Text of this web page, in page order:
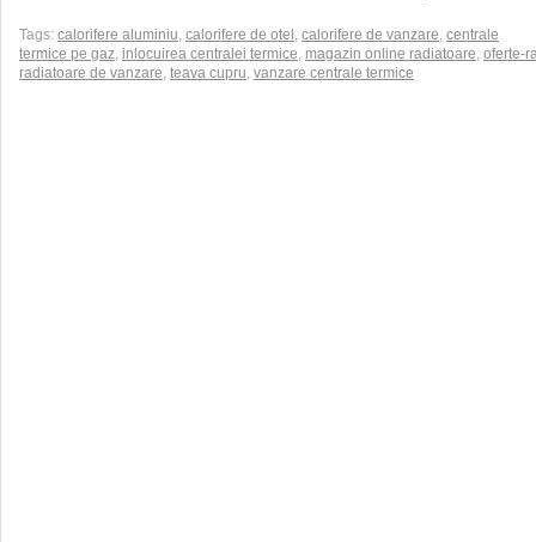
Tags: calorifere aluminiu, calorifere de otel , calorifere de vanzare, centrale
termice pe gaz, inlocuirea centralei termice, magazin online radiatoare, oferte-
radiatoare de vanzare, teava cupru, vanzare centrale termice